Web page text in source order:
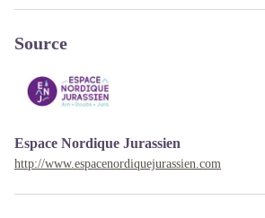
Source
Espace Nordique Jurassien
http://www.espacenordiquejurassien.com